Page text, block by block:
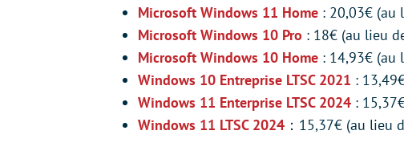
Microsoft Windows 11 Home : 20,03€ (au
Microsoft Windows 10 Pro : 18€ (au lieu
Microsoft Windows 10 Home : 14,93€ (au
Windows 10 Entreprise LTSC 2021 :
Windows 11 Enterprise LTSC 2024 :
Windows 11 LTSC 2024 ：15,37€ (au lieu